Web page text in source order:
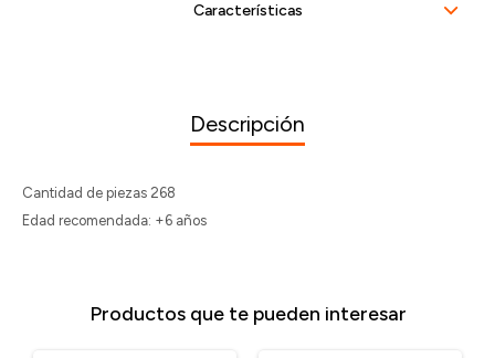
Características
Descripción
Cantidad de piezas 268
Edad recomendada: +6 años
Productos que te pueden interesar